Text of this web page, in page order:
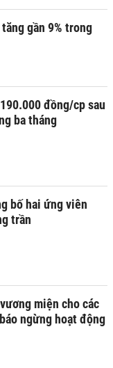
gần 9% trong
đồng/cp sau
ba tháng
bố hai ứng viên
trần
miện cho các
ngừng hoạt động